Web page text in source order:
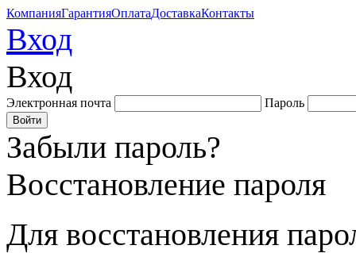
КомпанияГарантияОплатаДоставкаКонтакты
Вход
Вход
Электронная почта Пароль
Забыли пароль?
Восстановление пароля
Для восстановления